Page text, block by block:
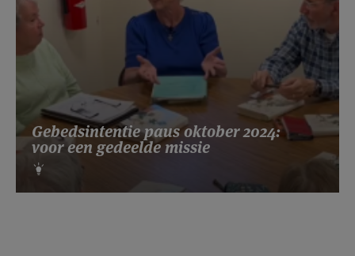
Gebedsintentie paus oktober 2024:
voor een gedeelde missie